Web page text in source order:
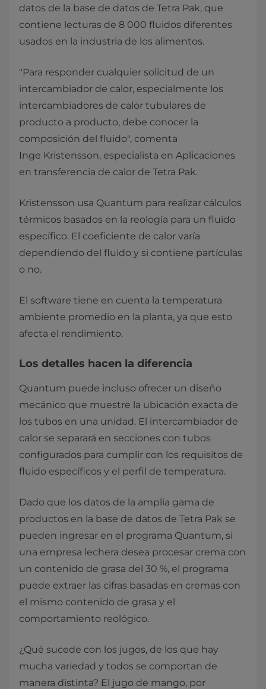
datos de la base de datos de Tetra Pak, que
contiene lecturas de 8 000 fluidos diferentes
usados en la industria de los alimentos.
"Para responder cualquier solicitud de un
intercambiador de calor, especialmente los
intercambiadores de calor tubulares de
producto a producto, debe conocer la
composición del fluido", comenta
Inge Kristensson, especialista en Aplicaciones
en transferencia de calor de Tetra Pak.
Kristensson usa Quantum para realizar cálculos
térmicos basados en la reología para un fluido
específico. El coeficiente de calor varía
dependiendo del fluido y si contiene partículas
o no.
El software tiene en cuenta la temperatura
ambiente promedio en la planta, ya que esto
afecta el rendimiento.
Los detalles hacen la diferencia
Quantum puede incluso ofrecer un diseño
mecánico que muestre la ubicación exacta de
los tubos en una unidad. El intercambiador de
calor se separará en secciones con tubos
configurados para cumplir con los requisitos de
fluido específicos y el perfil de temperatura.
Dado que los datos de la amplia gama de
productos en la base de datos de Tetra Pak se
pueden ingresar en el programa Quantum, si
una empresa lechera desea procesar crema con
un contenido de grasa del 30 %, el programa
puede extraer las cifras basadas en cremas con
el mismo contenido de grasa y el
comportamiento reológico.
¿Qué sucede con los jugos, de los que hay
mucha variedad y todos se comportan de
manera distinta? El jugo de mango, por